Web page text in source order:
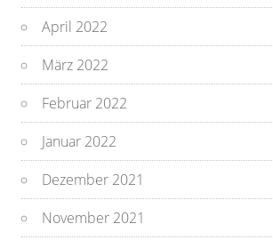
April 2022
März 2022
Februar 2022
Januar 2022
Dezember 2021
November 2021